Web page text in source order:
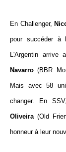
En Challenger,
pour succéder à
L'Argentin arrive
Navarro (BBR
Mais avec 58
changer. En
Oliveira(Old
honneur à leur